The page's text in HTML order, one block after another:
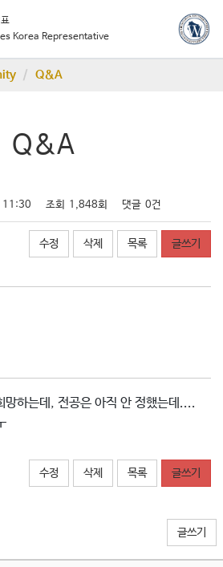
Korea Representative
Q&A
Q&A
조회 1,848회 댓글 0건
수정 삭제 목록 글쓰기
망하는데, 전공은 아직 안 정했는데....
수정 삭제 목록 글쓰기
글쓰기